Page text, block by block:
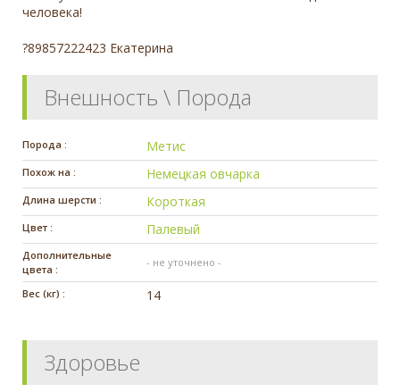
человека!
?89857222423 Екатерина
Внешность \ Порода
Порода : Метис
Похож на : Немецкая овчарка
Длина шерсти : Короткая
Цвет : Палевый
Дополнительные
цвета :
- не уточнено -
Вес (кг) : 14
Здоровье